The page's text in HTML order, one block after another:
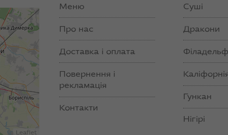
Leaflet
Меню
Про нас
Доставка і оплата
Повернення і
рекламація
Контакти
Суші
Дракони
Гункан
Нігірі